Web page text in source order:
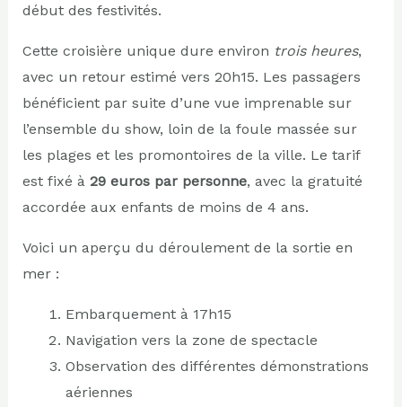
début des festivités.
Cette croisière unique dure environ trois heures,
avec un retour estimé vers 20h15. Les passagers
bénéficient par suite d’une vue imprenable sur
l’ensemble du show, loin de la foule massée sur
les plages et les promontoires de la ville. Le tarif
est fixé à 29 euros par personne, avec la gratuité
accordée aux enfants de moins de 4 ans.
Voici un aperçu du déroulement de la sortie en
mer :
Embarquement à 17h15
Navigation vers la zone de spectacle
Observation des différentes démonstrations
aériennes